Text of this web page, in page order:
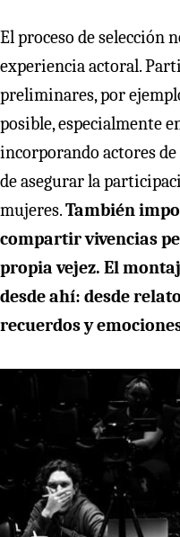
El proceso de selección
experiencia actoral.
preliminares, por
posible, especialmente
incorporando actores de
de asegurar la
mujeres.También
compartir vivencias
propia vejez. El
desde ahí: desde
recuerdos y